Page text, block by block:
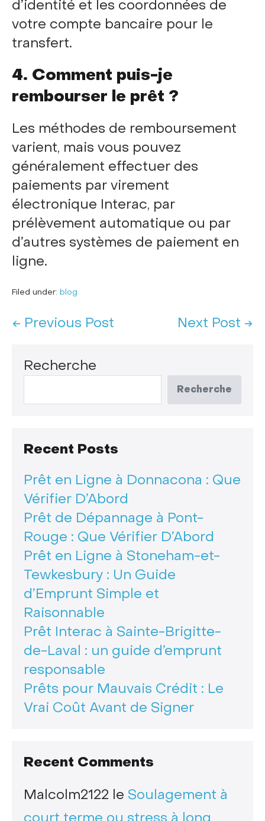
d’identité et les coordonnées de
votre compte bancaire pour le
transfert.
4. Comment puis-je
rembourser le prêt ?
Les méthodes de remboursement
varient, mais vous pouvez
généralement effectuer des
paiements par virement
électronique Interac, par
prélèvement automatique ou par
d’autres systèmes de paiement en
ligne.
Filed under: blog
← Previous Post Next Post →
Recherche
Recherche
Recent Posts
Prêt en Ligne à Donnacona : Que
Vérifier D’Abord
Prêt de Dépannage à Pont-
Rouge : Que Vérifier D’Abord
Prêt en Ligne à Stoneham-et-
Tewkesbury : Un Guide
d’Emprunt Simple et
Raisonnable
Prêt Interac à Sainte-Brigitte-
de-Laval : un guide d’emprunt
responsable
Prêts pour Mauvais Crédit : Le
Vrai Coût Avant de Signer
Recent Comments
Malcolm2122 le Soulagement à